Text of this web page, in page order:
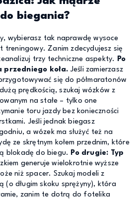
biegania?
wybierasz tak naprawdę wysoce
treningowy. Zanim zdecydujesz się
trzy techniczne aspekty. Po
przedniego koła. Jeśli zamierzasz
się do półmaratonów
prędkością, szukaj wózków z
na stałe – tylko one
toru jazdy bez konieczności
Jeśli jednak biegasz
a wózek ma służyć też na
ze skrętnym kołem przednim, które
blokadę do biegu. Po drugie: Typ
generuje wielokrotnie wyższe
niż spacer. Szukaj modeli z
(o długim skoku sprężyny), która
zanim te dotrą do fotelika